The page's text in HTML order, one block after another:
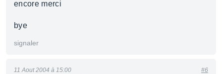
encore merci
bye
signaler
11 Aout 2004 à 15:00 #6